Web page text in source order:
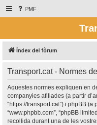
PMF
Índex del fòrum
Transport.cat - Normes
Aquestes normes expliquen en
companyies afiliades (a partir
“https://transport.cat”) i phpBB (a
“www.phpbb.com”, “phpBB
recollida durant una de les